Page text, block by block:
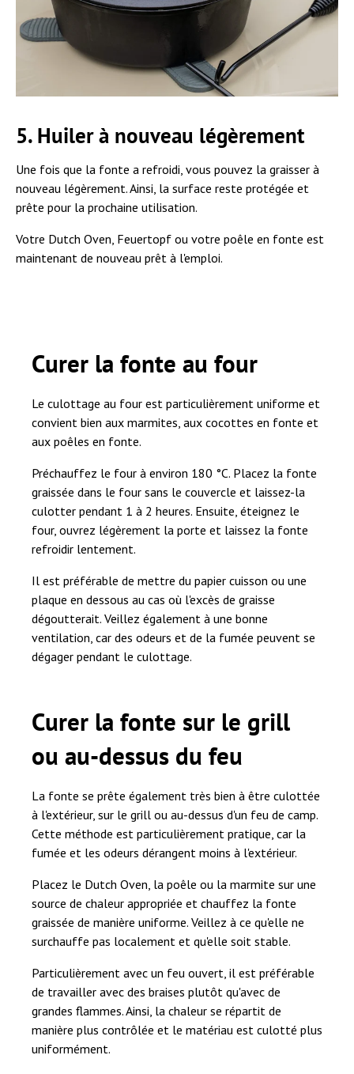
5. Huiler à nouveau légèrement
Une fois que la fonte a refroidi, vous pouvez la graisser à
nouveau légèrement. Ainsi, la surface reste protégée et
prête pour la prochaine utilisation.
Votre Dutch Oven, Feuertopf ou votre poêle en fonte est
maintenant de nouveau prêt à l'emploi.
Curer la fonte au four
Le culottage au four est particulièrement uniforme et
convient bien aux marmites, aux cocottes en fonte et
aux poêles en fonte.
Préchauffez le four à environ 180 °C. Placez la fonte
graissée dans le four sans le couvercle et laissez-la
culotter pendant 1 à 2 heures. Ensuite, éteignez le
four, ouvrez légèrement la porte et laissez la fonte
refroidir lentement.
Il est préférable de mettre du papier cuisson ou une
plaque en dessous au cas où l'excès de graisse
dégoutterait. Veillez également à une bonne
ventilation, car des odeurs et de la fumée peuvent se
dégager pendant le culottage.
Curer la fonte sur le grill
ou au-dessus du feu
La fonte se prête également très bien à être culottée
à l'extérieur, sur le grill ou au-dessus d'un feu de camp.
Cette méthode est particulièrement pratique, car la
fumée et les odeurs dérangent moins à l'extérieur.
Placez le Dutch Oven, la poêle ou la marmite sur une
source de chaleur appropriée et chauffez la fonte
graissée de manière uniforme. Veillez à ce qu'elle ne
surchauffe pas localement et qu'elle soit stable.
Particulièrement avec un feu ouvert, il est préférable
de travailler avec des braises plutôt qu'avec de
grandes flammes. Ainsi, la chaleur se répartit de
manière plus contrôlée et le matériau est culotté plus
uniformément.